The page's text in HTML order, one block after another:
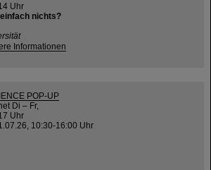
Uhr
nichts?
Informationen
POP-UP
Di – Fr,
Uhr
10:30-16:00 Uhr